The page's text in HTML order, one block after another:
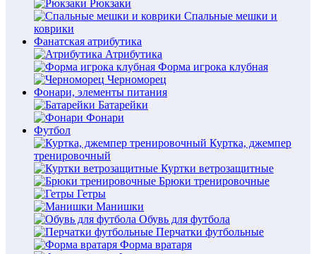
Рюкзаки
Спальные мешки и
коврики
Фанатская атрибутика
Атрибутика
Форма игрока клубная
Черноморец
Фонари, элементы питания
Батарейки
Фонари
Футбол
Куртка, джемпер
тренировочный
Куртки ветрозащитные
Брюки тренировочные
Гетры
Манишки
Обувь для футбола
Перчатки футбольные
Форма вратаря